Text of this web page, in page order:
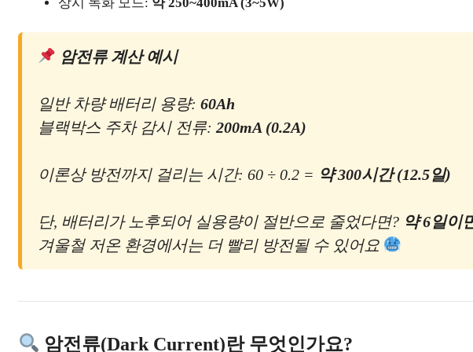
암전류 계산 예시
일반 차량 배터리 용량: 60Ah
블랙박스 주차 감시 전류: 200mA (0.2A)
이론상 방전까지 걸리는 시간: 60 ÷ 0.2 = 약 300시간 (12.5일)
단, 배터리가 노후되어 실용량이 절반으로 줄었다면? 약 6일이
겨울철 저온 환경에서는 더 빨리 방전될 수 있어요
암전류(Dark Current)란 무엇인가요?